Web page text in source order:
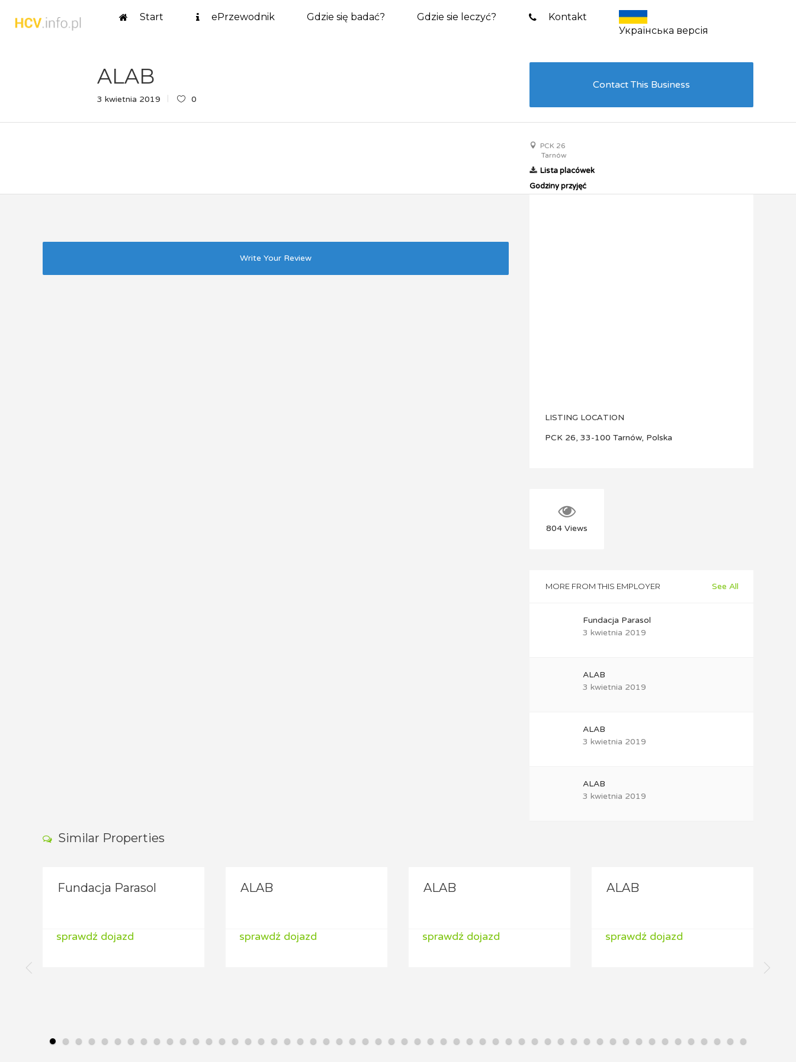
Start ePrzewodnik Gdzie się badać? Gdzie sie leczyć?
Kontakt
Українська версія
ALAB
3 kwietnia 2019 0
Contact This Business
PCK 26
Tarnów
Lista placówek
Godziny przyjęć
Write Your Review
LISTING LOCATION
PCK 26, 33-100 Tarnów, Polska
804 Views
MORE FROM THIS EMPLOYER See All
Fundacja Parasol
3 kwietnia 2019
ALAB
3 kwietnia 2019
ALAB
3 kwietnia 2019
ALAB
3 kwietnia 2019
Similar Properties
Fundacja Parasol
sprawdź dojazd
ALAB
sprawdź dojazd
ALAB
sprawdź dojazd
ALAB
sprawdź dojazd